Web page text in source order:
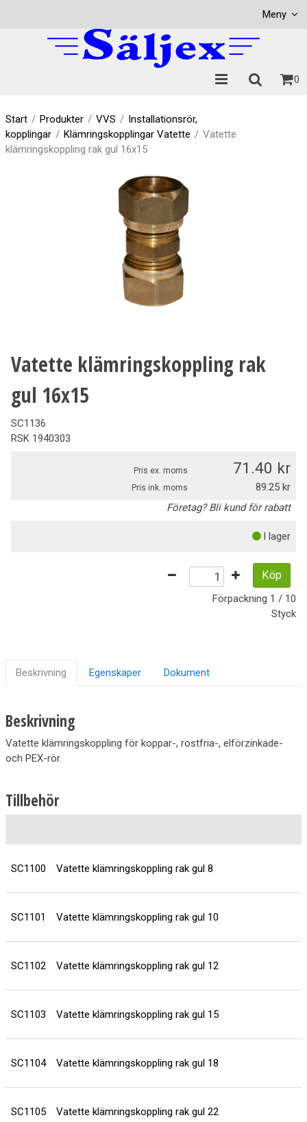
Meny
0
Start / Produkter / VVS / Installationsrör,
kopplingar / Klämringskopplingar Vatette / Vatette
klämringskoppling rak gul 16x15
Vatette klämringskoppling rak
gul 16x15
SC1136
RSK 1940303
Pris ex. moms 71.40
Pris ink. moms
89.25
Företag? Bli kund för rabatt
I lager
Köp
Förpackning 1 / 10
Styck
Beskrivning Egenskaper Dokument
Beskrivning
Vatette klämringskoppling för koppar-, rostfria-, elförzinkade-
och PEX-rör.
Tillbehör
SC1100 Vatette klämringskoppling rak gul 8
SC1101 Vatette klämringskoppling rak gul 10
SC1102 Vatette klämringskoppling rak gul 12
SC1103 Vatette klämringskoppling rak gul 15
SC1104 Vatette klämringskoppling rak gul 18
SC1105 Vatette klämringskoppling rak gul 22